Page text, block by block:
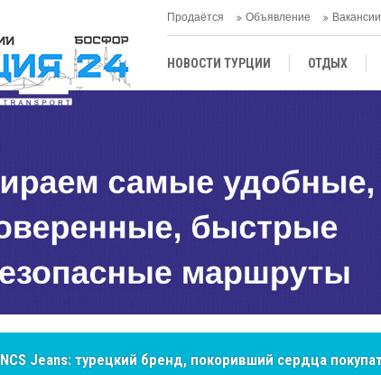
Продаётся Объявление Вакансии
НОВОСТИ ТУРЦИИ ОТДЫХ
ЦЕНТРАЛЬНАЯ АЗИЯ
Cottonhill покоряет мировые рынки